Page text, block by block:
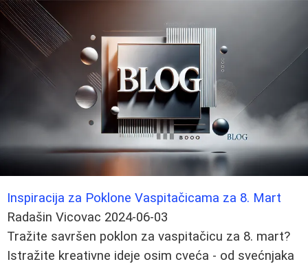
Inspiracija za Poklone Vaspitačicama za 8. Mart
Radašin Vicovac 2024-06-03
Tražite savršen poklon za vaspitačicu za 8. mart?
Istražite kreativne ideje osim cveća - od svećnjaka